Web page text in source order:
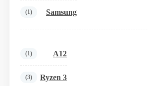
Samsung
(1)
A12
(1)
Ryzen 3
(3)